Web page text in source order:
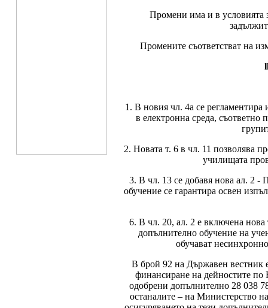
Промени има и в условията
Промените съответстват на
1. В новия чл. 4а се регламентира
в електронна среда,
2. Новата т. 6 в чл. 11 позволява
училищата
3. В чл. 13 се добавя нова ал. 2 -
обучение се гарантира освен
6. В чл. 20, ал. 2 е включена нова
допълнително обучение на
обучават
В брой 92 на Държавен вестник
финансиране на дейностите
одобрени допълнително 28 038
останалите – на Министерство